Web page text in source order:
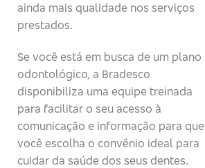
ainda mais qualidade nos serviços
prestados.
Se você está em busca de um plano
odontológico, a Bradesco
disponibiliza uma equipe treinada
para facilitar o seu acesso à
comunicação e informação para que
você escolha o convênio ideal para
cuidar da saúde dos seus dentes.